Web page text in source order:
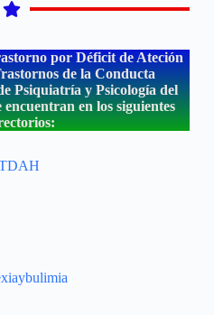
por Déficit de Ateción
de la Conducta
Psiquiatría y Psicología del
en los siguientes